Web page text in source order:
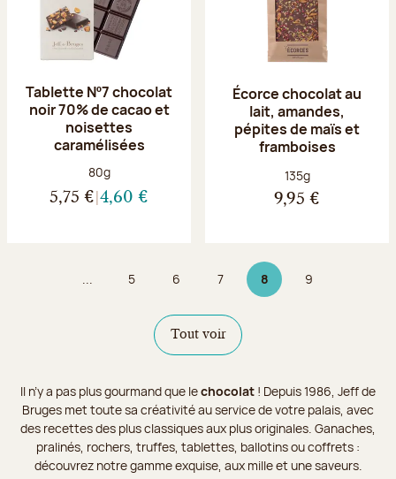
Tablette Nº7 chocolat
noir 70% de cacao et
noisettes
caramélisées
Poids net :
80g
5,75 € 4,60 €
Écorce chocolat au
lait, amandes,
pépites de maïs et
framboises
Poids net :
135g
9,95 €
... Page
5 Page
6 Page
7 8Page 8 sur 9
Page
9
Tout voir
Il n’y a pas plus gourmand que lechocolat ! Depuis 1986, Jeff de
Bruges met toute sa créativité au service de votre palais, avec
des recettes des plus classiques aux plus originales. Ganaches,
pralinés, rochers, truffes, tablettes, ballotins ou coffrets :
découvrez notre gamme exquise, aux mille et une saveurs.